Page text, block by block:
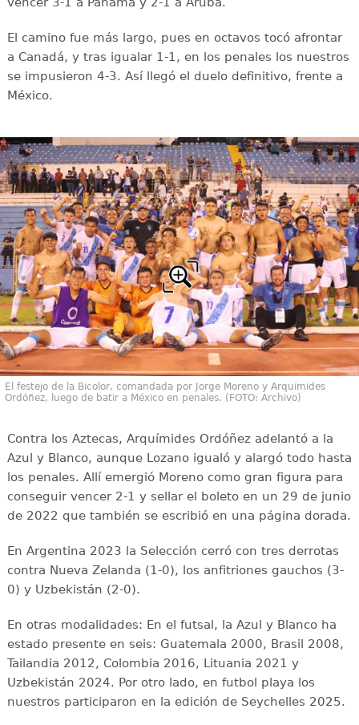
El camino fue más largo, pues en octavos tocó afrontar
a Canadá, y tras igualar 1-1, en los penales los nuestros
se impusieron 4-3. Así llegó el duelo definitivo, frente a
México.
El festejo de la Bicolor, comandada por Jorge Moreno y Arquímides
Ordóñez, luego de batir a México en penales. (FOTO: Archivo)
Contra los Aztecas, Arquímides Ordóñez adelantó a la
Azul y Blanco, aunque Lozano igualó y alargó todo hasta
los penales. Allí emergió Moreno como gran figura para
conseguir vencer 2-1 y sellar el boleto en un 29 de junio
de 2022 que también se escribió en una página dorada.
En Argentina 2023 la Selección cerró con tres derrotas
contra Nueva Zelanda (1-0), los anfitriones gauchos (3-
0) y Uzbekistán (2-0).
En otras modalidades: En el futsal, la Azul y Blanco ha
estado presente en seis: Guatemala 2000, Brasil 2008,
Tailandia 2012, Colombia 2016, Lituania 2021 y
Uzbekistán 2024. Por otro lado, en futbol playa los
nuestros participaron en la edición de Seychelles 2025.